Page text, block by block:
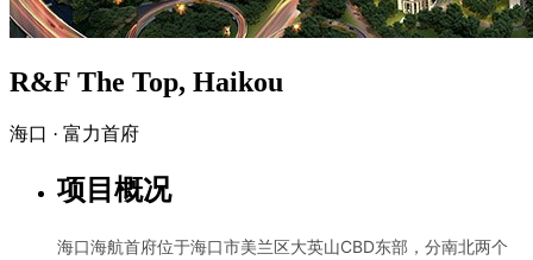
R&F The Top, Haikou
海口 · 富力首府
项目概况
海口海航首府位于海口市美兰区大英山CBD东部，分南北两个